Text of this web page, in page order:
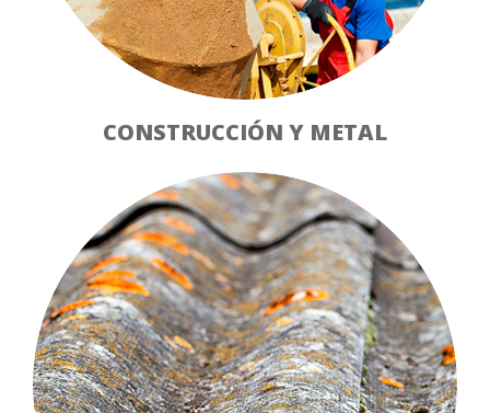
CONSTRUCCIÓN Y METAL